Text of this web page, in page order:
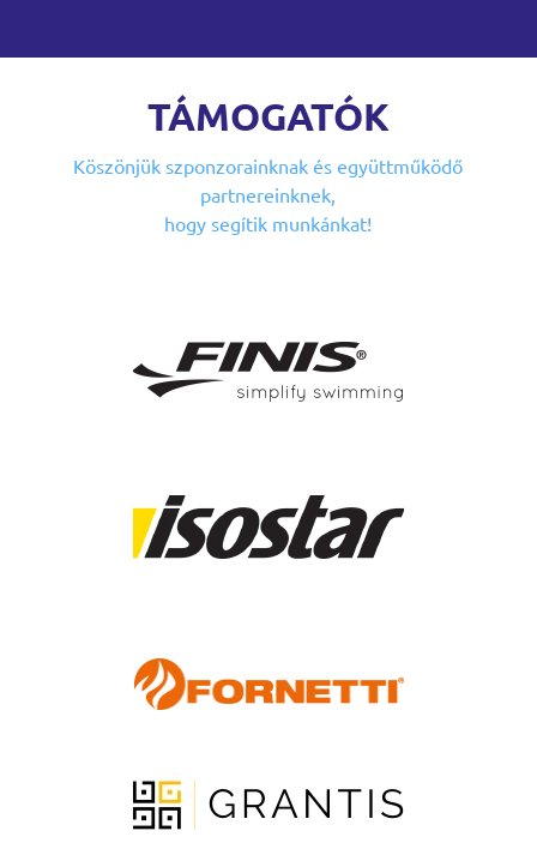
TÁMOGATÓK
Köszönjük szponzorainknakés együttműködő
partnereinknek,
hogy segítik munkánkat!